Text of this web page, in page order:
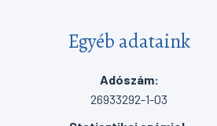
Egyéb adataink
Adószám:
26933292-1-03